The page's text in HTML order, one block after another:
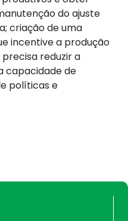
do ajuste
criação de uma
incentive a produção
reduzir a
capacidade de
políticas e